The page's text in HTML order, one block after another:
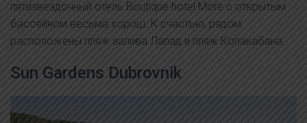
пятизвездочный отель Boutique hotel More с открытым
бассейном весьма хорош. К счастью, рядом
расположены пляж залива Лапад и пляж Копакабана.
Sun Gardens Dubrovnik